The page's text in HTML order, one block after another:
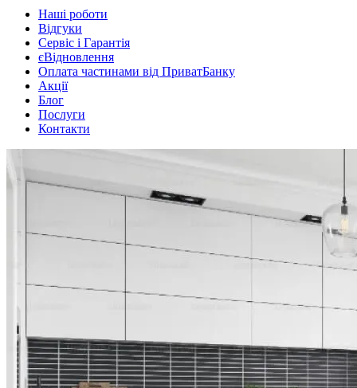
Наші роботи
Відгуки
Сервіс і Гарантія
єВідновлення
Оплата частинами від ПриватБанку
Акції
Блог
Послуги
Контакти